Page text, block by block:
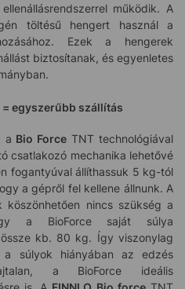
működik. A
töltésű hengert használ a
Ezek a hengerek
biztosítanak, és egyenletes
egyszerűbb szállítás
a Bio Force TNT technológiával
csatlakozó mechanika lehetővé
fogantyúval állíthassuk 5 kg-tól
a gépről fel kellene állnunk. A
köszönhetően nincs szükség a
a BioForce saját súlya
kb. 80 kg. Így viszonylag
a súlyok hiányában az edzés
a BioForce ideális